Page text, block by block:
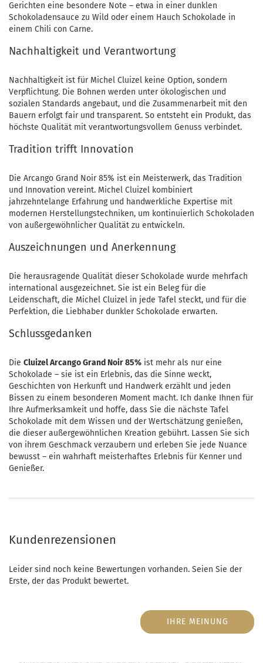
Gerichten eine besondere Note – etwa in einer dunklen
Schokoladensauce zu Wild oder einem Hauch Schokolade in
einem Chili con Carne.
Nachhaltigkeit und Verantwortung
Nachhaltigkeit ist für Michel Cluizel keine Option, sondern
Verpflichtung. Die Bohnen werden unter ökologischen und
sozialen Standards angebaut, und die Zusammenarbeit mit den
Bauern erfolgt fair und transparent. So entsteht ein Produkt, das
höchste Qualität mit verantwortungsvollem Genuss verbindet.
Tradition trifft Innovation
Die Arcango Grand Noir 85% ist ein Meisterwerk, das Tradition
und Innovation vereint. Michel Cluizel kombiniert
jahrzehntelange Erfahrung und handwerkliche Expertise mit
modernen Herstellungstechniken, um kontinuierlich Schokoladen
von außergewöhnlicher Qualität zu entwickeln.
Auszeichnungen und Anerkennung
Die herausragende Qualität dieser Schokolade wurde mehrfach
international ausgezeichnet. Sie ist ein Beleg für die
Leidenschaft, die Michel Cluizel in jede Tafel steckt, und für die
Perfektion, die Liebhaber dunkler Schokolade erwarten.
Schlussgedanken
Die Cluizel Arcango Grand Noir 85% ist mehr als nur eine
Schokolade – sie ist ein Erlebnis, das die Sinne weckt,
Geschichten von Herkunft und Handwerk erzählt und jeden
Bissen zu einem besonderen Moment macht. Ich danke Ihnen für
Ihre Aufmerksamkeit und hoffe, dass Sie die nächste Tafel
Schokolade mit dem Wissen und der Wertschätzung genießen,
die dieser außergewöhnlichen Kreation gebührt. Lassen Sie sich
von ihrem Geschmack verzaubern und erleben Sie jede Nuance
bewusst – ein wahrhaft meisterhaftes Erlebnis für Kenner und
Genießer.
Kundenrezensionen
Leider sind noch keine Bewertungen vorhanden. Seien Sie der
Erste, der das Produkt bewertet.
IHRE MEINUNG